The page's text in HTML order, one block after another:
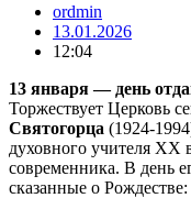
ordmin
13.01.2026
12:04
13 января — день
Торжествует Церковь
Святогорца (1924-
духовного учителя XX
современника. В день
сказанные о Рождестве: